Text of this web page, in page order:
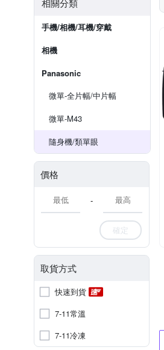
相關分類
手機/相機/耳機/穿戴
相機
Panasonic
微單-全片幅/中片幅
微單-M43
隨身機/類單眼
價格
-
確定
取貨方式
快速到貨
7-11常溫
7-11冷凍